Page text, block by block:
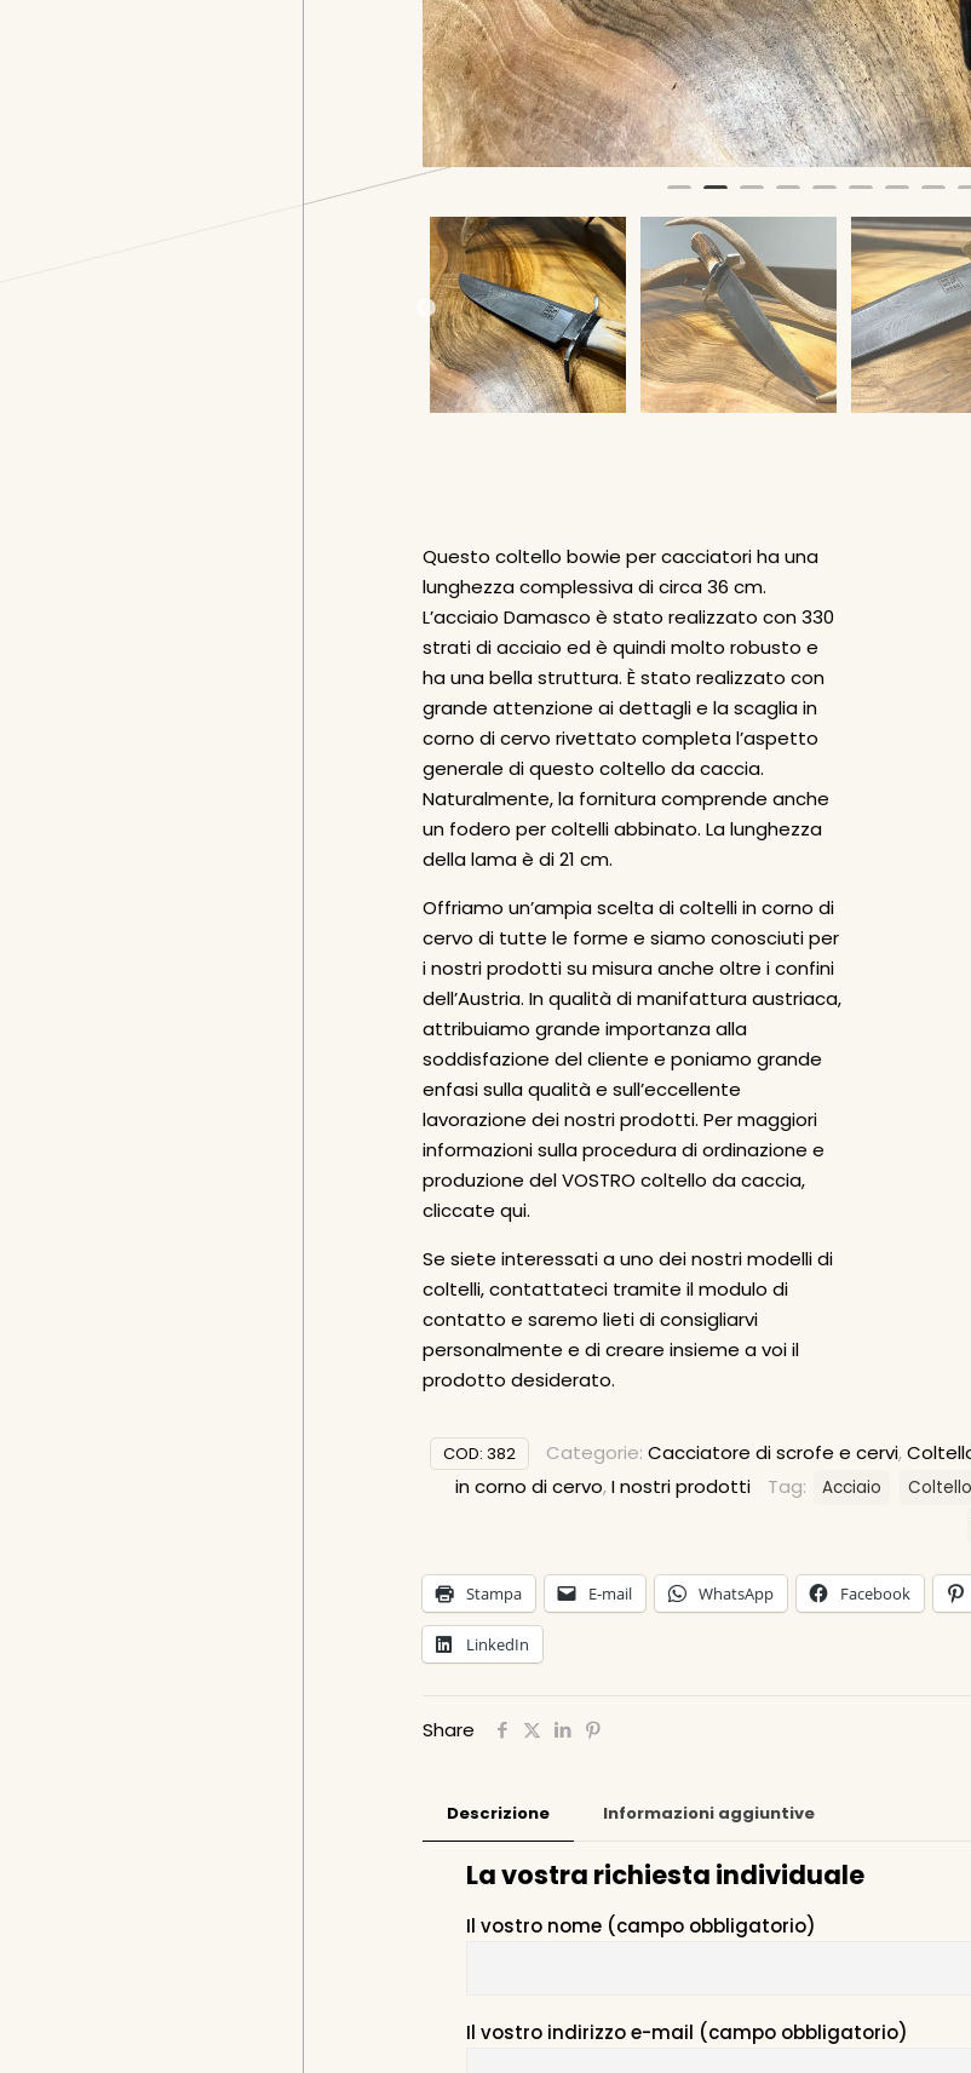
Questo coltello bowie per cacciatoriha una
lunghezza complessiva di circa 36 cm.
L’acciaio Damasco è stato realizzato con 330
strati di acciaio ed è quindi molto robusto e
ha una bella struttura. È stato realizzato con
grande attenzione ai dettagli e la scaglia in
corno di cervo rivettato completa l’aspetto
generale di questo coltello da caccia.
Naturalmente, la fornitura comprende anche
un fodero per coltelli abbinato. La lunghezza
della lama è di 21 cm.
Offriamo un’ampia scelta di coltelli in corno di
cervo di tutte le forme e siamo conosciuti per
i nostri prodotti su misura anche oltre i confini
dell’Austria. In qualità di manifattura austriaca,
attribuiamo grande importanza alla
soddisfazione del cliente e poniamo grande
enfasi sulla qualità e sull’eccellente
lavorazione dei nostri prodotti. Per maggiori
informazioni sulla procedura di ordinazione e
produzione del VOSTRO coltello da caccia,
cliccate qui.
Se siete interessati a uno dei nostri modelli di
coltelli, contattateci tramite il modulo di
contatto e saremo lieti di consigliarvi
personalmente e di creare insieme a voi il
prodotto desiderato.
COD:382 Categorie:Cacciatore di scrofe e cervi,
in corno di cervo,I nostri prodotti Tag: Acciaio
Stampa E-mail WhatsApp Facebook
LinkedIn
Share
Descrizione Informazioni aggiuntive
La vostra richiesta individuale
Il vostro nome (campo obbligatorio)
Il vostro indirizzo e-mail (campo obbligatorio)